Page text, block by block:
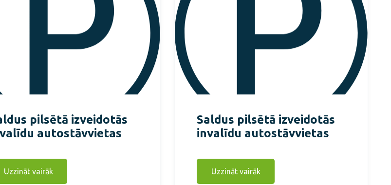
pilsētā izveidotās
autostāvvietas
Uzzināt vairāk
Saldus pilsētā izveidotās
invalīdu autostāvvietas
Uzzināt vairāk